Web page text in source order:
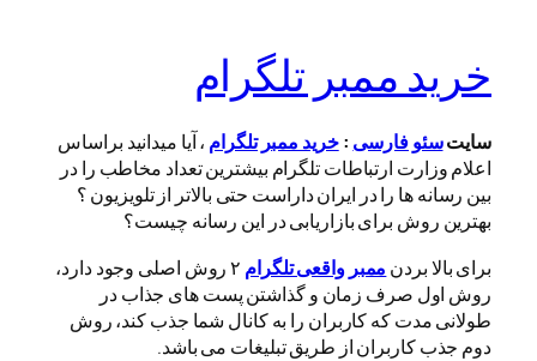
خرید ممبر تلگرام
سایتسئو فارسی :خرید ممبر تلگرام ، آیا میدانید براساس
اعلام وزارت ارتباطات تلگرام بیشترین تعداد مخاطب را در
بین رسانه ها را در ایران داراست حتی بالاتر از تلویزیون ؟
بهترین روش برای بازاریابی در این رسانه چیست؟
برای بالا بردن ممبر واقعی تلگرام ۲ روش اصلی وجود دارد،
روش اول صرف زمان و گذاشتن پست های جذاب در
طولانی مدت که کاربران را به کانال شما جذب کند، روش
دوم جذب کاربران از طریق تبلیغات می باشد.